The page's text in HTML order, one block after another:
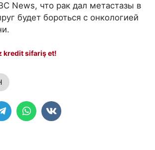
News, что рак дал метастазы в
будет бороться с онкологией
kredit sifariş et!